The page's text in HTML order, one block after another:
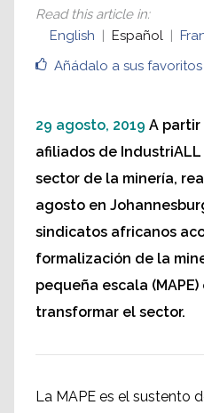
Añádalo a sus favoritos
Read this article in:
English
Español
29 agosto, 2019 A partir
afiliados de
sector de la minería,
agosto en
sindicatos africanos
formalización de la
pequeña escala
transformar el sector.
La MAPE es el sustento